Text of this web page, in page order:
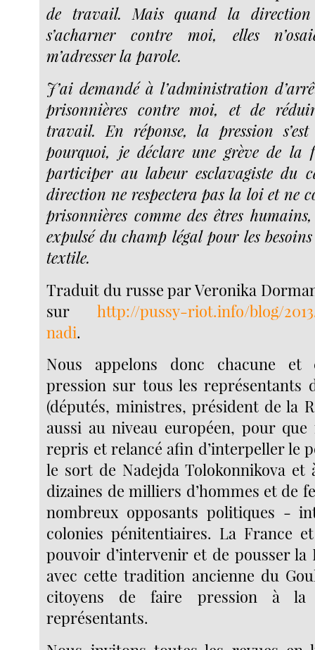
de travail. Mais quand la
s’acharner contre moi, elles
m’adresser la parole.
J’ai demandé à l’administration
prisonnières contre moi, et de
travail. En réponse, la pression s’est
pourquoi, je déclare une grève de la
participer au labeur esclavagiste du
direction ne respectera pas la loi et ne
prisonnières comme des êtres
expulsé du champ légal pour les
textile.
Traduit du russe par Veronika
surhttp://pussy-riot.info/blog/
nadi.
Nous appelons donc chacune
pression sur tous les représentants
(députés, ministres, président de la
aussi au niveau européen, pour
repris et relancé afin d’interpeller le
le sort de Nadejda Tolokonnikova et
dizaines de milliers d’hommes et de
nombreux opposants politiques -
colonies pénitentiaires. La France
pouvoir d’intervenir et de pousser la
avec cette tradition ancienne du
citoyens de faire pression à
représentants.